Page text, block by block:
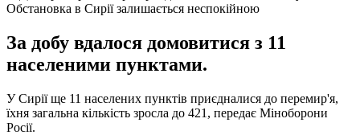
Обстановка в Сирії залишається неспокійною
За добу вдалося домовитися з 11
населеними пунктами.
У Сирії ще 11 населених пунктів приєдналися до перемир'я,
їхня загальна кількість зросла до 421, передає Міноборони
Росії.